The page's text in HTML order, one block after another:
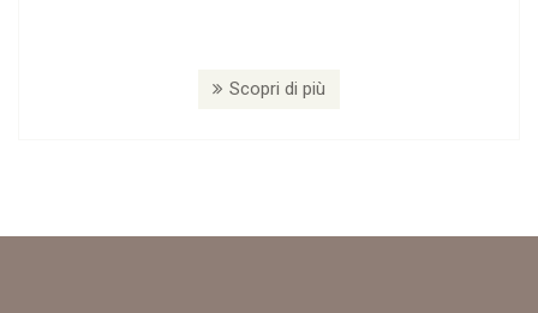
Scopri di più